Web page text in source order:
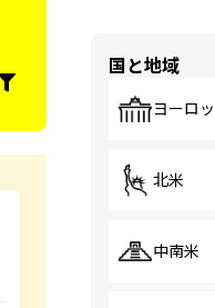
国と地域
ヨーロ
北米
中南米